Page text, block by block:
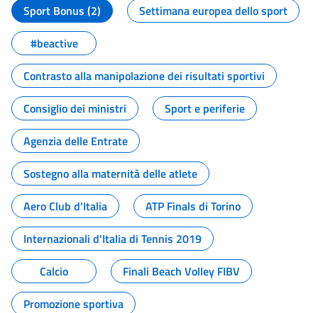
Sport Bonus (2)
Settimana europea dello sport
#beactive
Contrasto alla manipolazione dei risultati sportivi
Consiglio dei ministri
Sport e periferie
Agenzia delle Entrate
Sostegno alla maternità delle atlete
Aero Club d'Italia
ATP Finals di Torino
Internazionali d'Italia di Tennis 2019
Calcio
Finali Beach Volley FIBV
Promozione sportiva